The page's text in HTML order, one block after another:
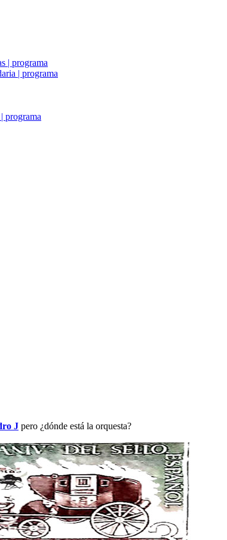
| programa
| programa
programa
J pero ¿dónde está la orquesta?